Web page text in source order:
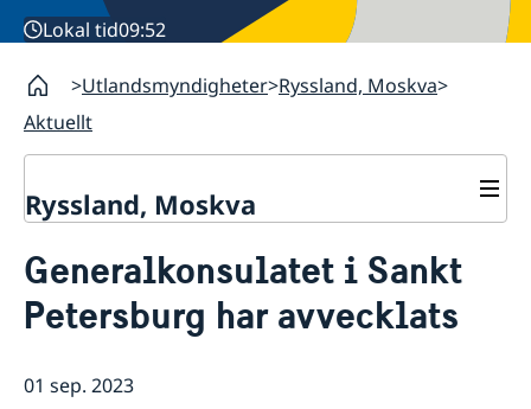
Lokal tid09:52
Utlandsmyndigheter Ryssland, Moskva
Aktuellt
Ryssland, Moskva
Kontakt
Så stöttar vi svenska företag
Vi är en resurs för svenska företag
Business Sweden i Ryssland
Information till svenskar i Ryssland
Generalkonsulatet i Sankt
Petersburg har avvecklats
01 sep. 2023